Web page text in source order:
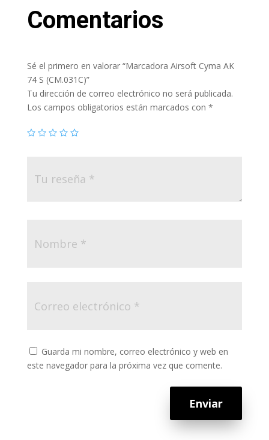
Comentarios
Sé el primero en valorar “Marcadora Airsoft Cyma AK
74 S (CM.031C)”
Tu dirección de correo electrónico no será publicada.
Los campos obligatorios están marcados con *
Guarda mi nombre, correo electrónico y web en
este navegador para la próxima vez que comente.
Enviar